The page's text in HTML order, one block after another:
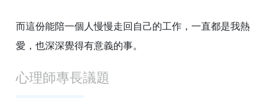
而這份能陪一個人慢慢走回自己的工作，一直都是我熱
愛，也深深覺得有意義的事。
心理師專長議題